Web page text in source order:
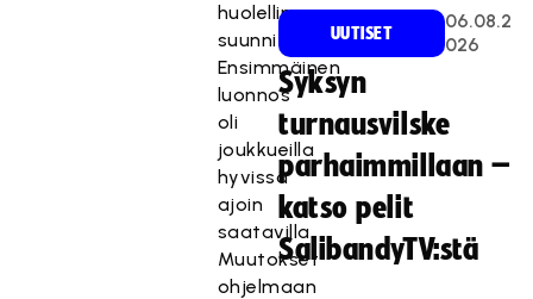
huolellinen
suunnittelutyö.
Ensimmäinen
luonnos
oli
joukkueilla
hyvissä
ajoin
saatavilla.
Muutokset
ohjelmaan
UUTISET
06.08.2
026
Syksyn
turnausvilske
parhaimmillaan –
katso pelit
SalibandyTV:stä